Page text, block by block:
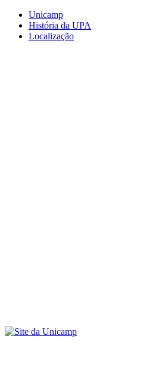
Conteúdo principal
Unicamp
História da UPA
Localização